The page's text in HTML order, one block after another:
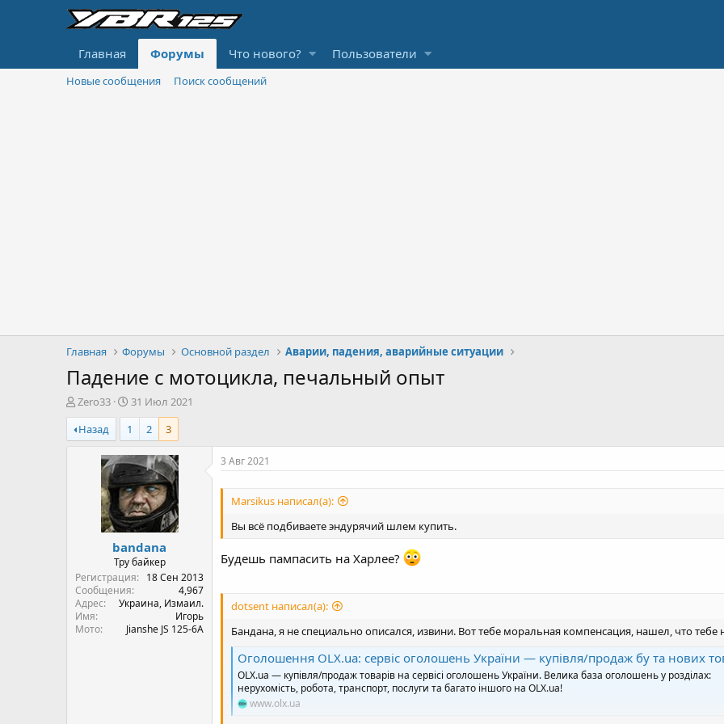
Главная Форумы Что нового? Пользователи
Новые сообщения Поиск сообщений
Главная Форумы Основной раздел Аварии, падения, аварийные ситуации
Падение с мотоцикла, печальный опыт
А
в
т
о
Zero33
Д
а
т
а
н
а
ч
а
л
а
31 Июл 2021
Назад
1 2 3
bandana
Тру байкер
Регистрация
18 Сен 2013
Сообщения
4,967
Адрес
Украина, Измаил.
Имя
Игорь
Мото
Jianshe JS 125-6A
3 Авг 2021
Marsikus написал(а):
Вы всё подбиваете эндурячий шлем купить.
Будешь пампасить на Харлее?
dotsent написал(а):
Бандана, я не специально описался, извини. Вот тебе моральная компенсация, нашел, что тебе
Оголошення OLX.ua: сервіс оголошень України — купівля/продаж бу та нових товарів, різноманітні послуги на сайті
OLX.ua — купівля/продаж товарів на сервісі оголошень України. Велика база оголошень у розділах:
нерухомість, робота, транспорт, послуги та багато іншого на OLX.ua!
www.olx.ua